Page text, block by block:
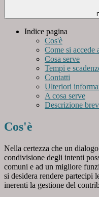
Indice pagina
Cos'è
Come si accede
Cosa serve
Tempi e
Contatti
Ulteriori
A cosa serve
Descrizione
Cos'è
Nella certezza che un
condivisione degli intenti
comuni e ad un migliore
si desidera rendere partecipi
inerenti la gestione del